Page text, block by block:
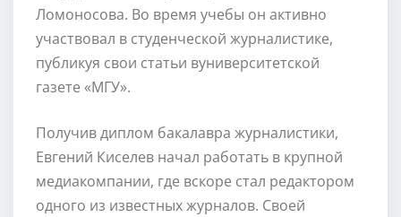
Ломоносова. Во время учебы он активно
участвовал в студенческой журналистике,
публикуя свои статьи вуниверситетской
газете «МГУ».
Получив диплом бакалавра журналистики,
Евгений Киселев начал работать в крупной
медиакомпании, где вскоре стал редактором
одного из известных журналов. Своей